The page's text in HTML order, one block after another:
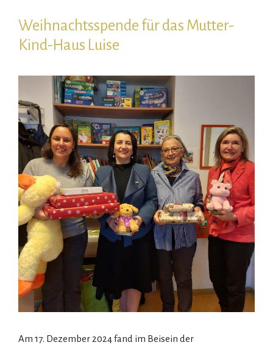
Weihnachtsspende für das Mutter-
Kind-Haus Luise
Am 17. Dezember 2024 fand im Beisein der